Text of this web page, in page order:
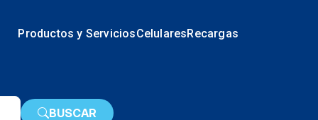
Productos y ServiciosCelularesRecargas
BUSCAR